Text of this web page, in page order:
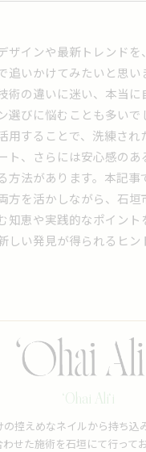
ザインや最新トレンドを
追いかけてみたいと思い
術の違いに迷い、本当に
選びに悩むことも多いで
用することで、洗練され
ト、さらには安心感のあ
方法があります。本記事
方を活かしながら、石垣
知恵や実践的なポイン
しい発見が得られるヒン
‘Ohai Ali‘i
の控えめなネイルから持ち込
わせた施術を石垣にて行って